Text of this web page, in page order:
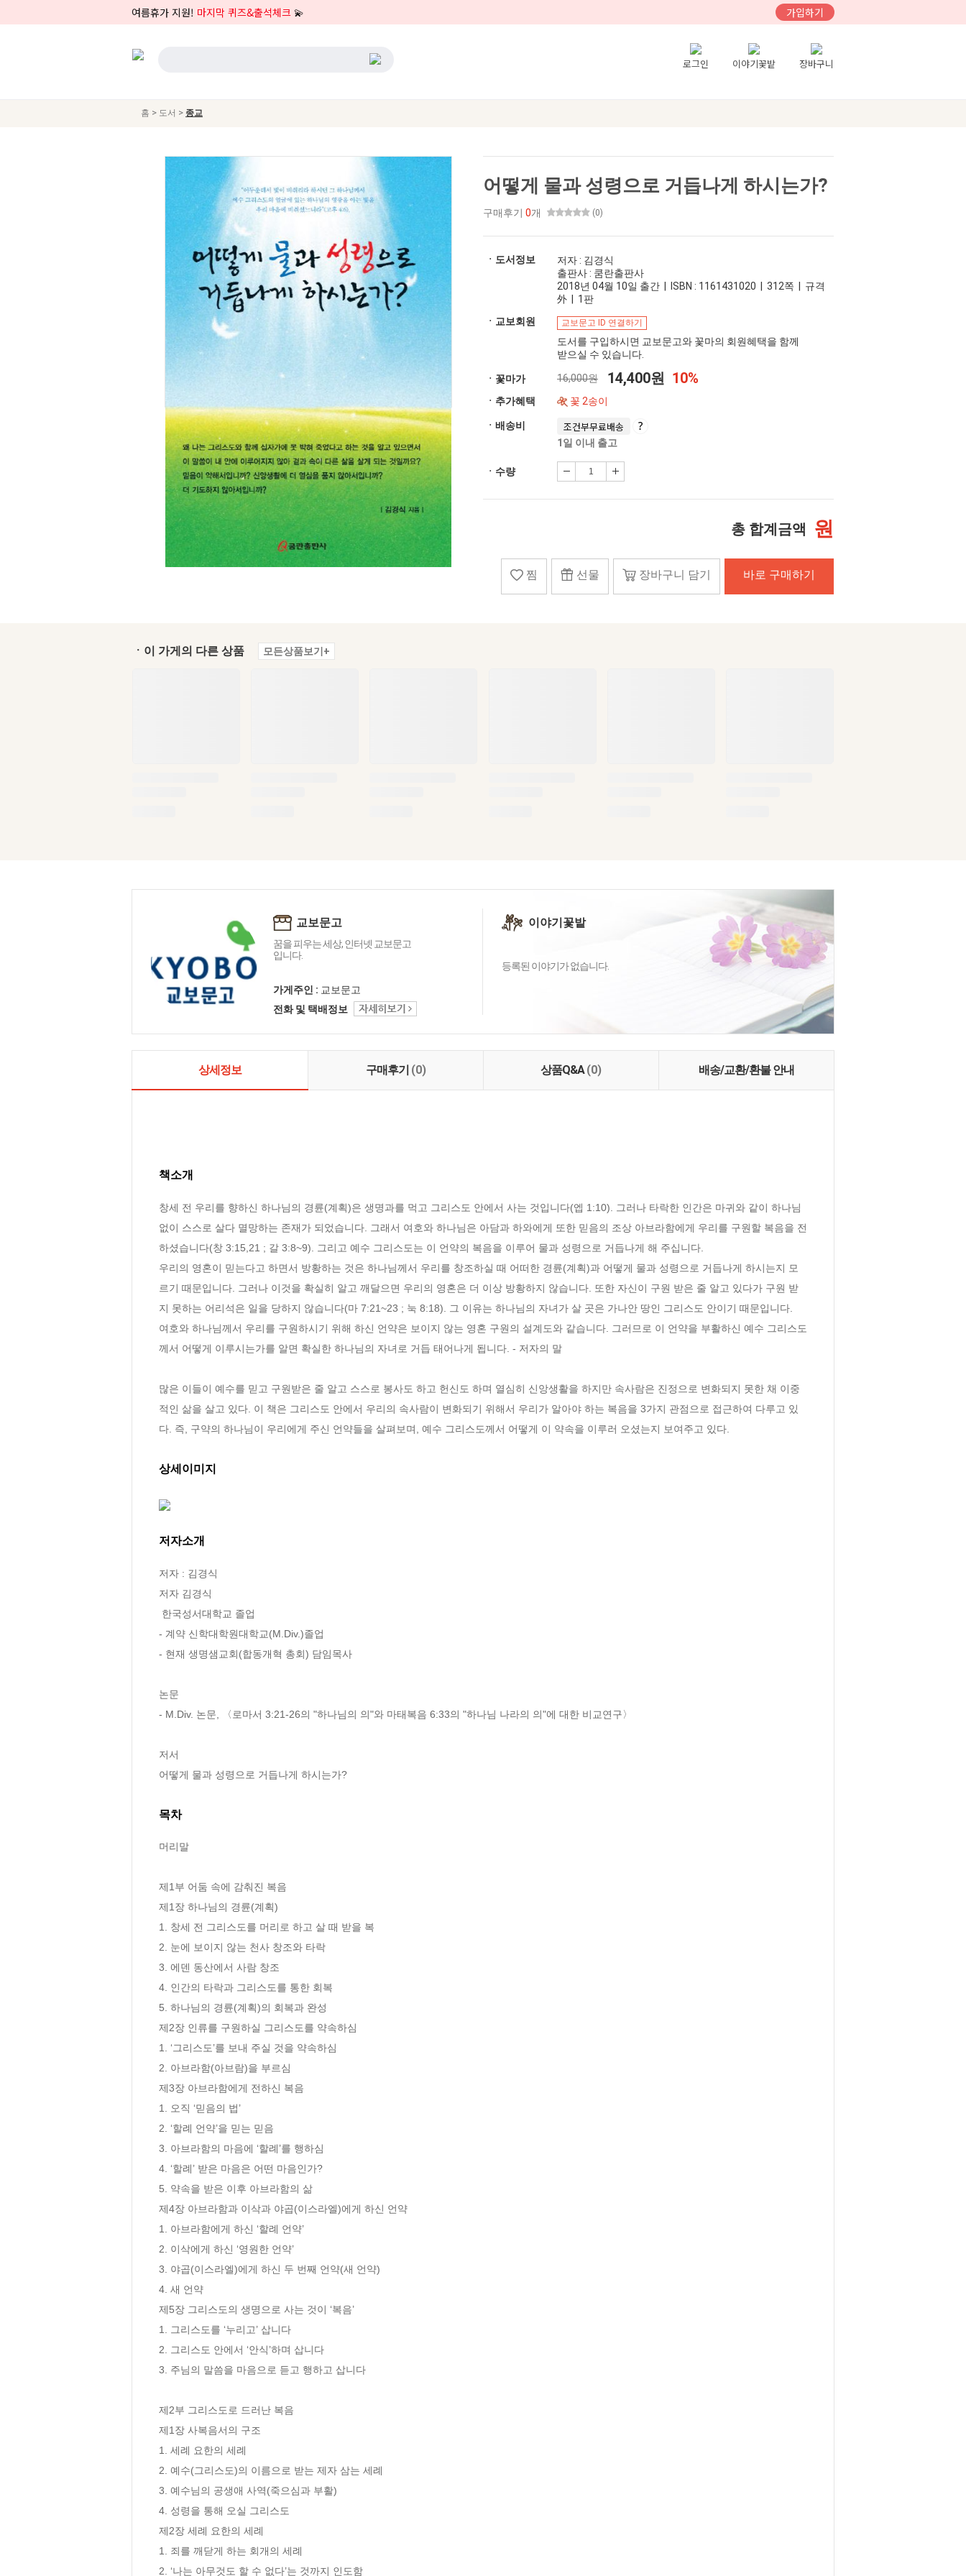
여름휴가 지원! 마지막 퀴즈&출석체크 💫 가입하기
로그인 이야기꽃밭 장바구니
홈 > 도서 > 종교
어떻게 물과 성령으로 거듭나게 하시는가?
구매후기 0개 (0)
ㆍ도서정보
저자 : 김경식
출판사 : 쿰란출판사
2018년 04월 10일 출간 | ISBN : 1161431020 | 312쪽 | 규격
外 | 1판
ㆍ교보회원
교보문고 ID 연결하기
도서를 구입하시면 교보문고와 꽃마의 회원혜택을 함께
받으실 수 있습니다.
ㆍ꽃마가 16,000원 14,400원 10%
ㆍ추가혜택 꽃 2송이
ㆍ배송비 조건부무료배송
1일 이내 출고
ㆍ수량
총 합계금액 원
찜 선물 장바구니 담기 바로 구매하기
ㆍ이 가게의 다른 상품 모든상품보기+
교보문고
꿈을 피우는 세상, 인터넷 교보문고
입니다.
가게주인 : 교보문고
전화 및 택배정보
이야기꽃밭
등록된 이야기가 없습니다.
상세정보 구매후기 (0) 상품Q&A(0) 배송/교환/환불 안내
책소개
창세 전 우리를 향하신 하나님의 경륜(계획)은 생명과를 먹고 그리스도 안에서 사는 것입니다(엡 1:10). 그러나 타락한 인간은 마귀와 같이 하나님
없이 스스로 살다 멸망하는 존재가 되었습니다. 그래서 여호와 하나님은 아담과 하와에게 또한 믿음의 조상 아브라함에게 우리를 구원할 복음을 전
하셨습니다(창 3:15,21 ; 갈 3:8~9). 그리고 예수 그리스도는 이 언약의 복음을 이루어 물과 성령으로 거듭나게 해 주십니다.
우리의 영혼이 믿는다고 하면서 방황하는 것은 하나님께서 우리를 창조하실 때 어떠한 경륜(계획)과 어떻게 물과 성령으로 거듭나게 하시는지 모
르기 때문입니다. 그러나 이것을 확실히 알고 깨달으면 우리의 영혼은 더 이상 방황하지 않습니다. 또한 자신이 구원 받은 줄 알고 있다가 구원 받
지 못하는 어리석은 일을 당하지 않습니다(마 7:21~23 ; 눅 8:18). 그 이유는 하나님의 자녀가 살 곳은 가나안 땅인 그리스도 안이기 때문입니다.
여호와 하나님께서 우리를 구원하시기 위해 하신 언약은 보이지 않는 영혼 구원의 설계도와 같습니다. 그러므로 이 언약을 부활하신 예수 그리스도
께서 어떻게 이루시는가를 알면 확실한 하나님의 자녀로 거듭 태어나게 됩니다. - 저자의 말
많은 이들이 예수를 믿고 구원받은 줄 알고 스스로 봉사도 하고 헌신도 하며 열심히 신앙생활을 하지만 속사람은 진정으로 변화되지 못한 채 이중
적인 삶을 살고 있다. 이 책은 그리스도 안에서 우리의 속사람이 변화되기 위해서 우리가 알아야 하는 복음을 3가지 관점으로 접근하여 다루고 있
다. 즉, 구약의 하나님이 우리에게 주신 언약들을 살펴보며, 예수 그리스도께서 어떻게 이 약속을 이루러 오셨는지 보여주고 있다.
상세이미지
저자소개
저자 : 김경식
저자 김경식
- 계약 신학대학원대학교(M.Div.)졸업
- 현재 생명샘교회(합동개혁 총회) 담임목사
논문
- M.Div. 논문, 〈로마서 3:21-26의 "하나님의 의"와 마태복음 6:33의 "하나님 나라의 의"에 대한 비교연구〉
저서
어떻게 물과 성령으로 거듭나게 하시는가?
목차
머리말
제1부 어둠 속에 감춰진 복음
제1장 하나님의 경륜(계획)
1. 창세 전 그리스도를 머리로 하고 살 때 받을 복
2. 눈에 보이지 않는 천사 창조와 타락
3. 에덴 동산에서 사람 창조
4. 인간의 타락과 그리스도를 통한 회복
5. 하나님의 경륜(계획)의 회복과 완성
제2장 인류를 구원하실 그리스도를 약속하심
1. ‘그리스도’를 보내 주실 것을 약속하심
2. 아브라함(아브람)을 부르심
제3장 아브라함에게 전하신 복음
1. 오직 ‘믿음의 법’
2. ‘할례 언약’을 믿는 믿음
3. 아브라함의 마음에 ‘할례’를 행하심
4. ‘할례’ 받은 마음은 어떤 마음인가?
5. 약속을 받은 이후 아브라함의 삶
제4장 아브라함과 이삭과 야곱(이스라엘)에게 하신 언약
1. 아브라함에게 하신 ‘할례 언약’
2. 이삭에게 하신 ‘영원한 언약’
3. 야곱(이스라엘)에게 하신 두 번째 언약(새 언약)
4. 새 언약
제5장 그리스도의 생명으로 사는 것이 ‘복음’
1. 그리스도를 ‘누리고’ 삽니다
2. 그리스도 안에서 ‘안식’하며 삽니다
3. 주님의 말씀을 마음으로 듣고 행하고 삽니다
제2부 그리스도로 드러난 복음
제1장 사복음서의 구조
1. 세례 요한의 세례
2. 예수(그리스도)의 이름으로 받는 제자 삼는 세례
3. 예수님의 공생애 사역(죽으심과 부활)
4. 성령을 통해 오실 그리스도
제2장 세례 요한의 세례
1. 죄를 깨닫게 하는 회개의 세례
2. ‘나는 아무것도 할 수 없다’는 것까지 인도함